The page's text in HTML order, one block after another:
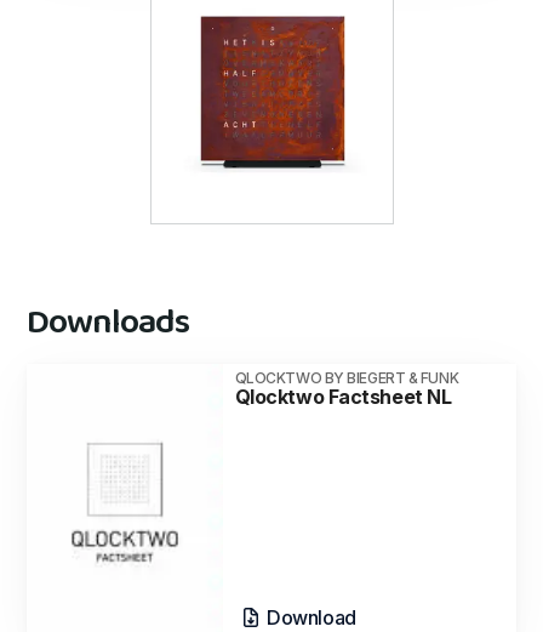
Downloads
QLOCKTWO BY BIEGERT & FUNK
Qlocktwo Factsheet NL
Download